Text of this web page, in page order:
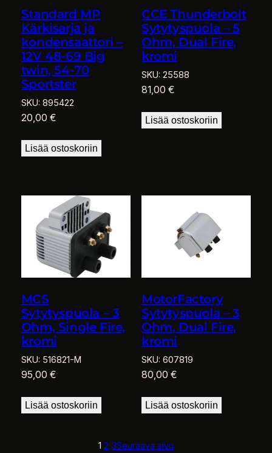
Standard MP
Kärkisarja ja
kondensaattori –
12V 48-69 Big
twin, 54-70
Sportster
SKU: 895422
20,00 €
Lisää ostoskoriin
CCE Thunderbolt
Sytytyspuola – 5
Ohm, Dual Fire,
kromi
SKU: 25588
81,00€
Lisää ostoskoriin
MCS
Sytytyspuola – 3
Ohm, Single Fire,
kromi
SKU: 516821-M
95,00 €
Lisää ostoskoriin
MotorFactory
Sytytyspuola – 3
Ohm, Dual Fire,
kromi
SKU: 607819
80,00€
Lisää ostoskoriin
1 2 3Seuraava sivu